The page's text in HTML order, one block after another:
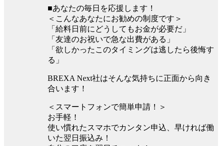
■あなたの毎日を応援します！
＜こんなあなたにお勧めの制度です＞
「給料日前にどうしてもお金が必要だ」
「友達のお祝いで急な出費がある」
「欲しかったこのタイミングは逃したら後悔す
る」
BREXA Next社はそんな気持ちに正面から向き
合います！
＜スマートフォンで簡単申請！＞
お手軽！
使い慣れたスマホでカンタン申込、早ければ働
いた翌日振込み！